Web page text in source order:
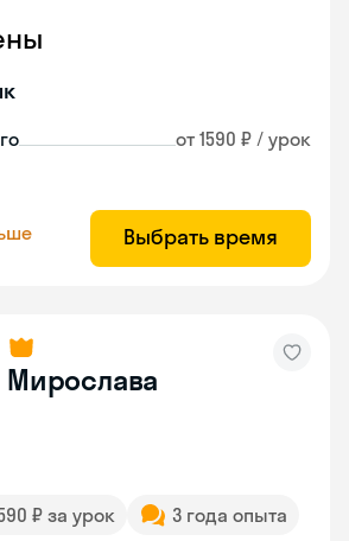
от 1590 ₽ / урок
Выбрать время
Мирослава
₽ за урок
3 года опыта